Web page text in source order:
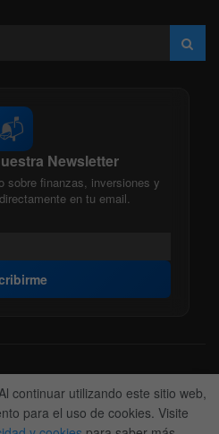
Newsletter
sobre finanzas, inversiones y
en tu email.
Nuestro Equipo
continuar utilizando este sitio web,
para el uso de cookies. Visite